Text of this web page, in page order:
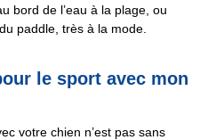
bord de l’eau à la plage, ou
paddle, très à la mode.
le sport avec mon
votre chien n’est pas sans